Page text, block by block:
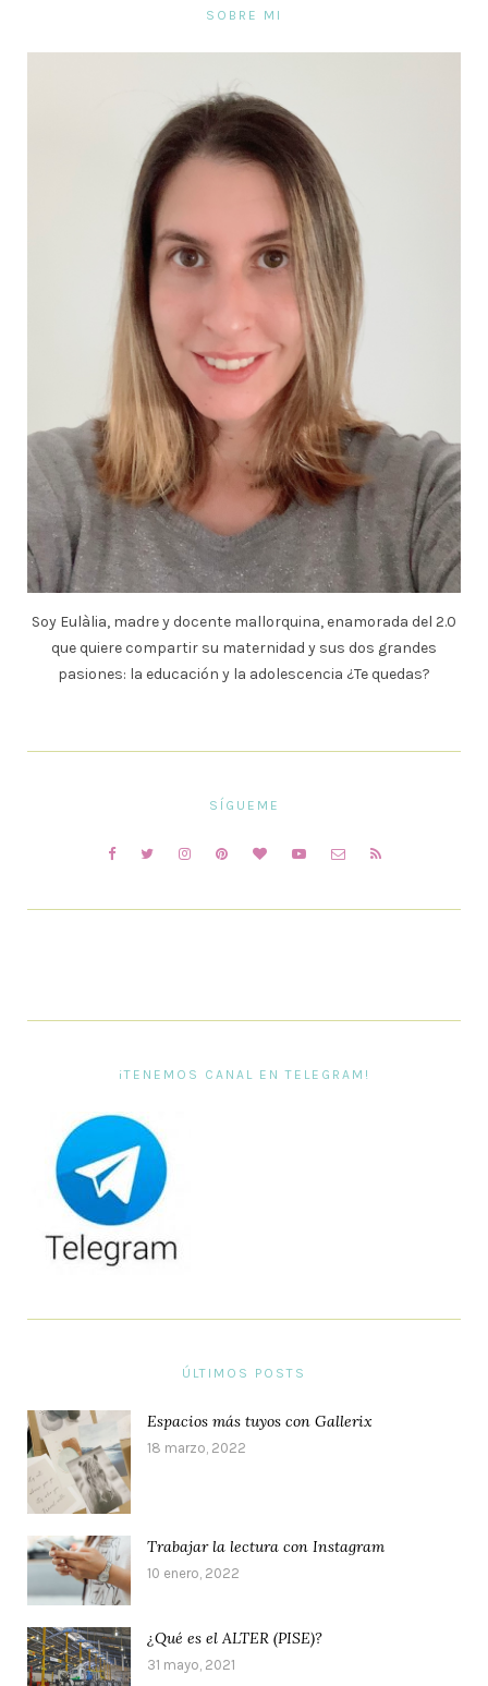
SOBRE MI
Soy Eulàlia, madre y docente mallorquina, enamorada del 2.0
que quiere compartir su maternidad y sus dos grandes
pasiones: la educación y la adolescencia ¿Te quedas?
SÍGUEME
¡TENEMOS CANAL EN TELEGRAM!
ÚLTIMOS POSTS
Espacios más tuyos con Gallerix
18 marzo, 2022
Trabajar la lectura con Instagram
10 enero, 2022
¿Qué es el ALTER (PISE)?
31 mayo, 2021